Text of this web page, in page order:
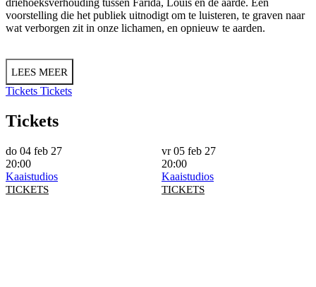
driehoeksverhouding tussen Farida, Louis en de aarde. Een
voorstelling die het publiek uitnodigt om te luisteren, te graven naar
wat verborgen zit in onze lichamen, en opnieuw te aarden.
LEES MEER
Tickets Tickets
Tickets
do 04 feb 27
20:00
Kaaistudios
TICKETS
vr 05 feb 27
20:00
Kaaistudios
TICKETS